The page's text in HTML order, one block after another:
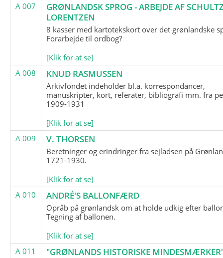
A 007
GRØNLANDSK SPROG - ARBEJDE AF
LORENTZEN
8 kasser med kartotekskort over det grønlandske
Forarbejde til ordbog?
[Klik for at se]
A 008
KNUD RASMUSSEN
Arkivfondet indeholder bl.a. korrespondancer,
manuskripter, kort, referater, bibliografi mm. fra
1909-1931
[Klik for at se]
A 009
V. THORSEN
Beretninger og erindringer fra sejladsen på
1721-1930.
[Klik for at se]
A 010
ANDRÉ'S BALLONFÆRD
Opråb på grønlandsk om at holde udkig efter
Tegning af ballonen.
[Klik for at se]
A 011
"GRØNLANDS HISTORISKE